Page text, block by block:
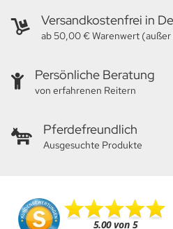
Versandkostenfrei in
ab 50,00 € Warenwert
Persönliche Beratung
von erfahrenen Reitern
Pferdefreundlich
Ausgesuchte Produkte